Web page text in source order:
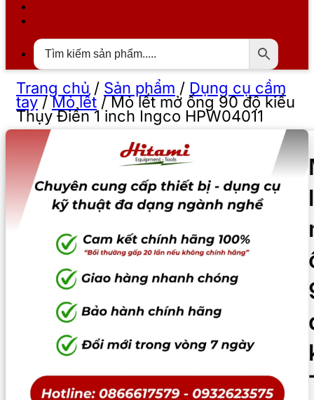
Trang chủ / Sản phẩm / Dụng cụ cầm
tay/Mỏ lết /Mỏ lết mở ống 90 độ kiểu
Thụy Điển 1 inch Ingco HPW04011